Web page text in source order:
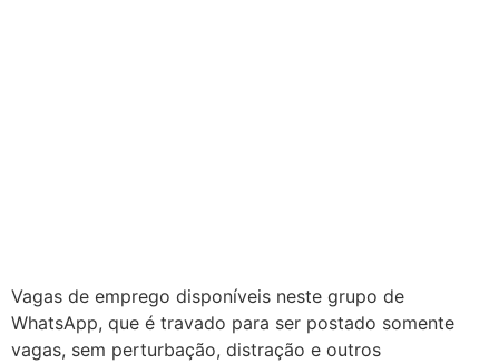
Vagas de emprego disponíveis neste grupo de
WhatsApp, que é travado para ser postado somente
vagas, sem perturbação, distração e outros